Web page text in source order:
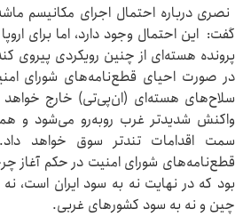
نصری درباره احتمال اجرای مکانیسم
گفت: این احتمال وجود دارد، اما برای
پرونده هسته‌ای از چنین رویکردی پیروی
در صورت احیای قطع‌نامه‌های شورای
سلاح‌های هسته‌ای (ان‌پی‌تی) خارج
واکنش شدیدتر غرب روبه‌رو می‌شود و
سمت اقدامات تندتر سوق خواهد
قطع‌نامه‌های شورای امنیت در حکم آغاز
بود که در نهایت نه به سود ایران است،
چین و نه به سود کشورهای غربی.